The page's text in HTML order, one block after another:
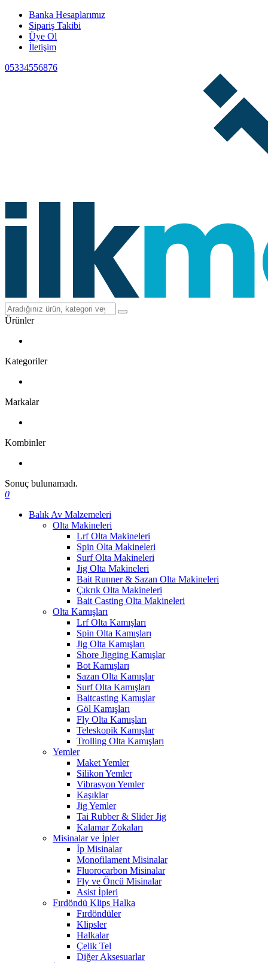
Banka Hesaplarımız
Sipariş Takibi
Üye Ol
İletişim
05334556876
Ürünler
Kategoriler
Markalar
Kombinler
Sonuç bulunamadı.
0
Balık Av Malzemeleri
Olta Makineleri
Lrf Olta Makineleri
Spin Olta Makineleri
Surf Olta Makineleri
Jig Olta Makineleri
Bait Runner & Sazan Olta Makineleri
Çıkrık Olta Makineleri
Bait Casting Olta Makineleri
Olta Kamışları
Lrf Olta Kamışları
Spin Olta Kamışları
Jig Olta Kamışları
Shore Jigging Kamışlar
Bot Kamışları
Sazan Olta Kamışlar
Surf Olta Kamışları
Baitcasting Kamışlar
Göl Kamışları
Fly Olta Kamışları
Teleskopik Kamışlar
Trolling Olta Kamışları
Yemler
Maket Yemler
Silikon Yemler
Vibrasyon Yemler
Kaşıklar
Jig Yemler
Tai Rubber & Slider Jig
Kalamar Zokaları
Misinalar ve İpler
İp Misinalar
Monofilament Misinalar
Fluorocarbon Misinalar
Fly ve Öncü Misinalar
Asist İpleri
Fırdöndü Klips Halka
Fırdöndüler
Klipsler
Halkalar
Çelik Tel
Diğer Aksesuarlar